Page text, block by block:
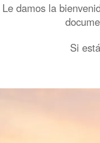
Le damos la
Si